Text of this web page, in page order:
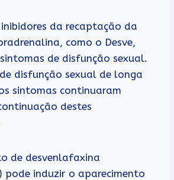
da recaptação da
como o Desve,
de disfunção sexual.
disfunção sexual de longa
sintomas continuaram
destes
de desvenlafaxina
induzir o aparecimento